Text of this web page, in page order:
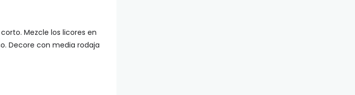
Mezcle los licores en
Decore con media rodaja